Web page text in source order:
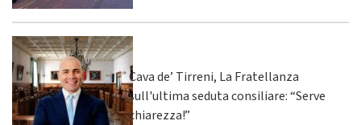
Cava de’ Tirreni, La Fratellanza
sull'ultima seduta consiliare: “Serve
chiarezza!”